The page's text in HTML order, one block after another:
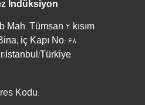
İndüksiyon
Mah. Tümsan 2 kısım
Bina, iç Kapı No: 68
Istanbul/Türkiye
Kodu: